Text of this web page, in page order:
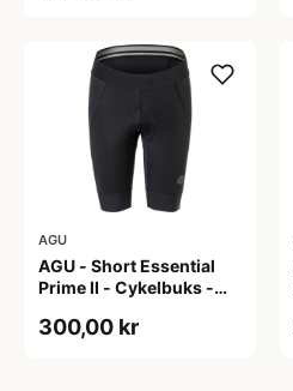
AGU
AGU - Short Essential
Prime II - Cykelbuks -
300,00 kr